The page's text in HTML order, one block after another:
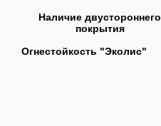
Наличие двустороннего
покрытия
Огнестойкость "Эколис"